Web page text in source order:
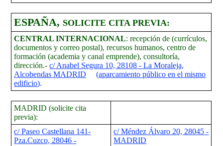
ESPAÑA, SOLICITE CITA PREVIA:
CENTRAL INTERNACIONAL: recepción de (currículos,
documentos y correo postal), recursos humanos, centro de
formación (academia y canal emprende), consultoría,
dirección.- c/ Anabel Segura 10, 28108 - La Moraleja,
Alcobendas MADRID
(aparcamiento público en el mismo
edificio).
MADRID (solicite cita
previa):
c/ Paseo Castellana 141-
Pza.Cuzco, 28046 -
c/ Méndez Álvaro 20, 28045 -
MADRID